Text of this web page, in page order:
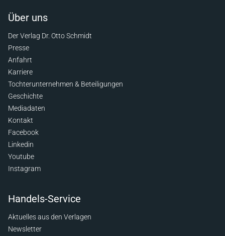
Über uns
Der Verlag Dr. Otto Schmidt
Presse
Anfahrt
Karriere
Tochterunternehmen & Beteiligungen
Geschichte
Mediadaten
Kontakt
Facebook
Linkedin
Youtube
Instagram
Handels-Service
Aktuelles aus den Verlagen
Newsletter